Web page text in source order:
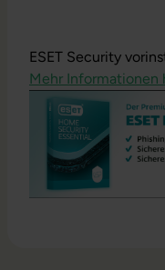
ESET Security
Mehr Informationen